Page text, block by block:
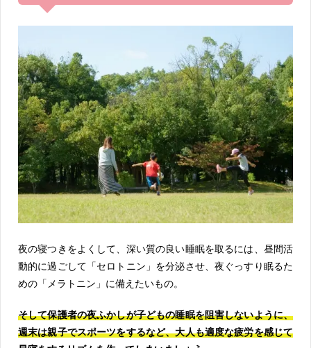
夜の寝つきをよくして、深い質の良い睡眠を取るには、昼間活
動的に過ごして「セロトニン」を分泌させ、夜ぐっすり眠るた
めの「メラトニン」に備えたいもの。
そして保護者の夜ふかしが子どもの睡眠を阻害しないように、
週末は親子でスポーツをするなど、大人も適度な疲労を感じて